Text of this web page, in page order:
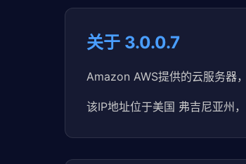
关于 3.0.0.7
Amazon AWS提供的云服务器
该IP地址位于美国 弗吉尼亚州